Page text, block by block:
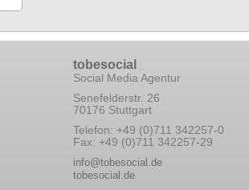
tobesocial
Social Media Agentur
Senefelderstr. 26
70176 Stuttgart
Telefon: +49 (0)711 342257-0
Fax: +49 (0)711 342257-29
info@tobesocial.de
tobesocial.de